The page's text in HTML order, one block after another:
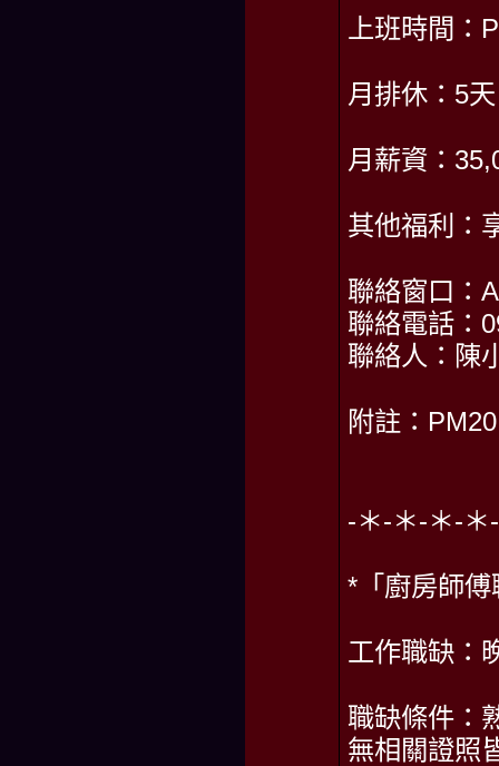
上班時間：
月排休：5天
月薪資：
其他福利：
聯絡窗口：
聯絡電話：
聯絡人：陳
附註：
-＊-＊-＊-
*「廚房師傅
工作職缺：
職缺條件：
無相關證照